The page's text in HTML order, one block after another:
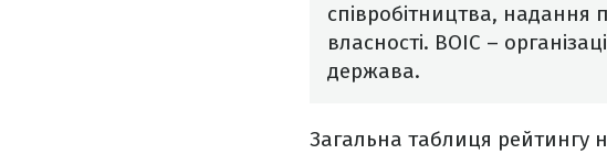
співробітництва, надання
власності. ВОІС –
держава.
Загальна таблиця рейтингу